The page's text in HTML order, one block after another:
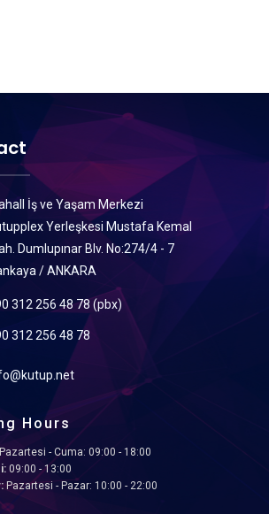
İş ve Yaşam Merkezi
Yerleşkesi Mustafa Kemal
Dumlupınar Blv. No:274/4 - 7
/ ANKARA
312 256 48 78 (pbx)
312 256 48 78
Hours
Pazartesi - Cuma: 09:00 - 18:00
09:00 - 13:00
Pazartesi - Pazar: 10:00 - 22:00